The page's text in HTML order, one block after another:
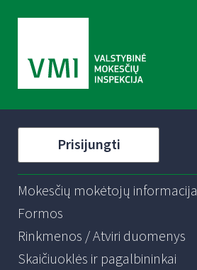
Prisijungti
Mokesčių mokėtojų informacija
Formos
Rinkmenos / Atviri duomenys
Skaičiuoklės ir pagalbininkai